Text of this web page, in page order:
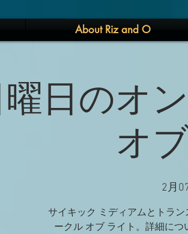
About Riz and O
曜日のオ
オ
2月
サイキック ミディアムとトラ
ークル オブ ライト。詳細につ